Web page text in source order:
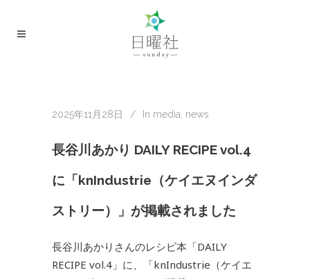
2025年11月28日 In media news
長谷川あかり DAILY RECIPE vol.4
に「knIndustrie（ケイエヌインダ
ストリー）」が掲載されました
長谷川あかりさんのレシピ本「DAILY
RECIPE vol.4」に、「knIndustrie（ケイエ